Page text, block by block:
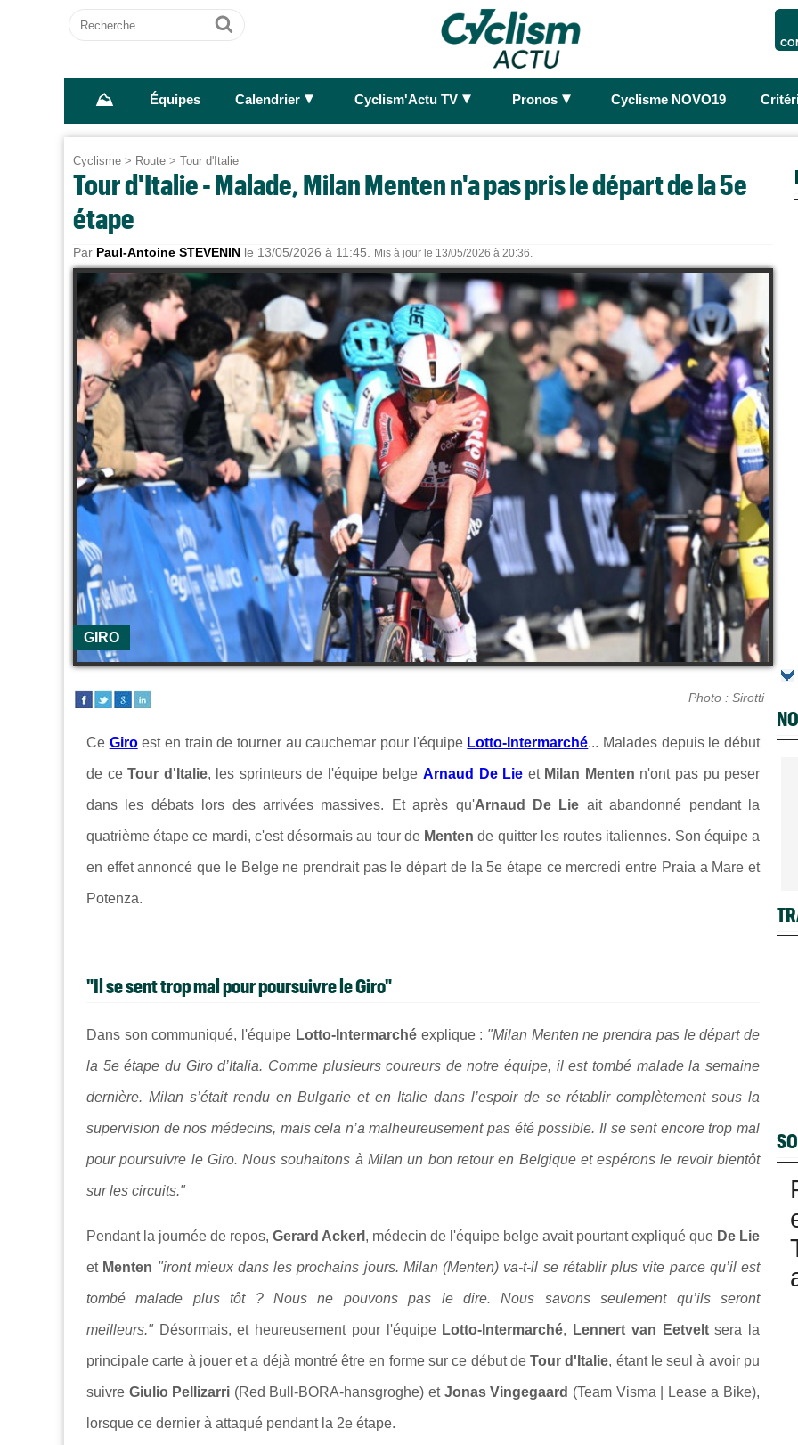
Recherche
Ok
⛰ Équipes Calendrier ► Cyclism'Actu TV ► Pronos ► Cyclisme NOVO19
Cyclisme > Route > Tour d'Italie
Tour d'Italie - Malade, Milan Menten n'a pas pris le départ de la 5e
étape
Par Paul-Antoine STEVENIN le 13/05/2026 à 11:45. Mis à jour le 13/05/2026 à 20:36.
GIRO
Photo : Sirotti
Ce Giro est en train de tourner au cauchemar pour l'équipe Lotto-Intermarché... Malades depuis le début
de ceTour d'Italie, les sprinteurs de l'équipe belgeArnaud De Lie et Milan Menten n'ont pas pu peser
dans les débats lors des arrivées massives. Et après qu'Arnaud De Lie ait abandonné pendant la
quatrième étape ce mardi, c'est désormais au tour de Mentende quitter les routes italiennes. Son équipe a
en effet annoncé que le Belge ne prendrait pas le départ de la 5e étape ce mercredi entre Praia a Mare et
Potenza.
"Il se sent trop mal pour poursuivre le Giro"
Dans son communiqué, l'équipe Lotto-Intermarché explique : "Milan Menten ne prendra pas le départ de
la 5e étape du Giro d’Italia. Comme plusieurs coureurs de notre équipe, il est tombé malade la semaine
dernière. Milan s’était rendu en Bulgarie et en Italie dans l’espoir de se rétablir complètement sous la
supervision de nos médecins, mais cela n’a malheureusement pas été possible. Il se sent encore trop mal
pour poursuivre le Giro. Nous souhaitons à Milan un bon retour en Belgique et espérons le revoir bientôt
sur les circuits."
Pendant la journée de repos, Gerard Ackerl , médecin de l'équipe belge avait pourtant expliqué que De Lie
et Menten "iront mieux dans les prochains jours. Milan (Menten) va-t-il se rétablir plus vite parce qu’il est
tombé malade plus tôt ? Nous ne pouvons pas le dire. Nous savons seulement qu’ils seront
meilleurs." Désormais, et heureusement pour l'équipe Lotto-Intermarché, Lennert van Eetveltsera la
principale carte à jouer et a déjà montré être en forme sur ce début deTour d'Italie, étant le seul à avoir pu
suivre Giulio Pellizarri (Red Bull-BORA-hansgroghe) etJonas Vingegaard (Team Visma | Lease a Bike),
lorsque ce dernier à attaqué pendant la 2e étape.